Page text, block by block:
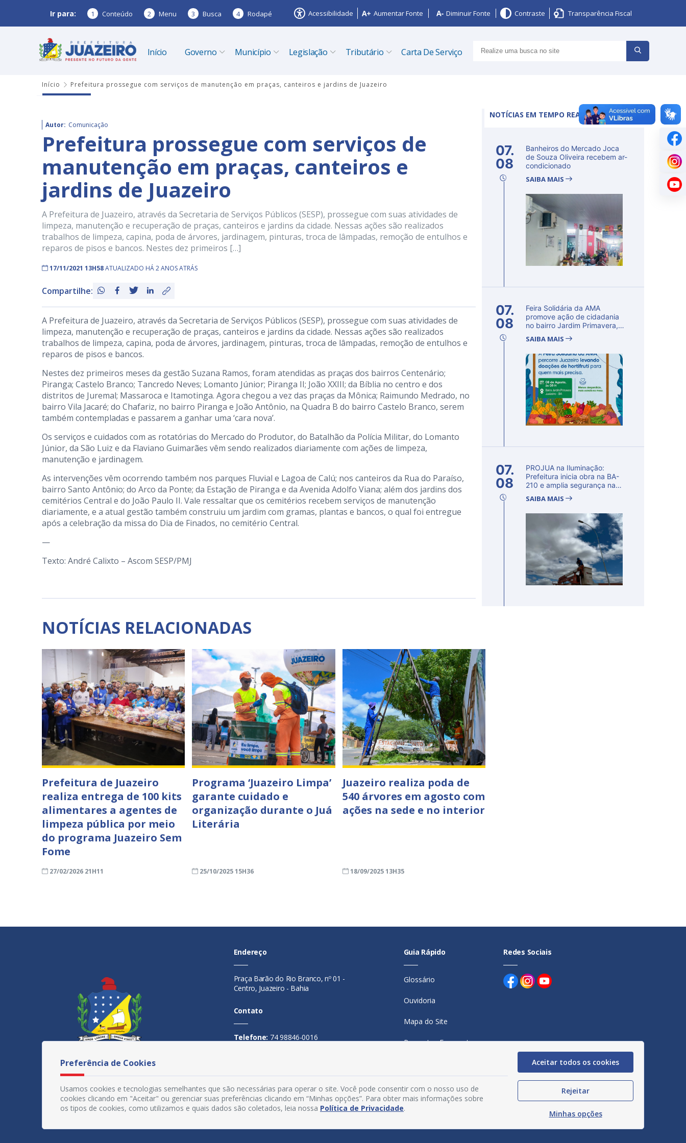
Ir para: 1 Conteúdo 2 Menu 3 Busca 4 Rodapé Acessibilidade Aumentar Fonte Diminuir Fonte Contraste Transparência Fiscal
Início Governo Município Legislação Tributário Carta De Serviço
Início Prefeitura prossegue com serviços de manutenção em praças, canteiros e jardins de Juazeiro
Autor: Comunicação
Prefeitura prossegue com serviços de
manutenção em praças, canteiros e
jardins de Juazeiro
A Prefeitura de Juazeiro, através da Secretaria de Serviços Públicos (SESP), prossegue com suas atividades de
limpeza, manutenção e recuperação de praças, canteiros e jardins da cidade. Nessas ações são realizados
trabalhos de limpeza, capina, poda de árvores, jardinagem, pinturas, troca de lâmpadas, remoção de entulhos e
reparos de pisos e bancos. Nestes dez primeiros […]
17/11/2021 13H58ATUALIZADO HÁ 2 ANOS ATRÁS
Compartilhe:
A Prefeitura de Juazeiro, através da Secretaria de Serviços Públicos (SESP), prossegue com suas atividades de
limpeza, manutenção e recuperação de praças, canteiros e jardins da cidade. Nessas ações são realizados
trabalhos de limpeza, capina, poda de árvores, jardinagem, pinturas, troca de lâmpadas, remoção de entulhos e
reparos de pisos e bancos.
Nestes dez primeiros meses da gestão Suzana Ramos, foram atendidas as praças dos bairros Centenário;
Piranga; Castelo Branco; Tancredo Neves; Lomanto Júnior; Piranga II; João XXIII; da Bíblia no centro e dos
distritos de Juremal; Massaroca e Itamotinga. Agora chegou a vez das praças da Mônica; Raimundo Medrado, no
bairro Vila Jacaré; do Chafariz, no bairro Piranga e João Antônio, na Quadra B do bairro Castelo Branco, serem
também contempladas e passarem a ganhar uma ‘cara nova’.
Os serviços e cuidados com as rotatórias do Mercado do Produtor, do Batalhão da Polícia Militar, do Lomanto
Júnior, da São Luiz e da Flaviano Guimarães vêm sendo realizados diariamente com ações de limpeza,
manutenção e jardinagem.
As intervenções vêm ocorrendo também nos parques Fluvial e Lagoa de Calú; nos canteiros da Rua do Paraíso,
bairro Santo Antônio; do Arco da Ponte; da Estação de Piranga e da Avenida Adolfo Viana; além dos jardins dos
cemitérios Central e do João Paulo II. Vale ressaltar que os cemitérios recebem serviços de manutenção
diariamente, e a atual gestão também construiu um jardim com gramas, plantas e bancos, o qual foi entregue
após a celebração da missa do Dia de Finados, no cemitério Central.
—
Texto: André Calixto – Ascom SESP/PMJ
NOTÍCIAS RELACIONADAS
Prefeitura de Juazeiro
realiza entrega de 100 kits
alimentares a agentes de
limpeza pública por meio
do programa Juazeiro Sem
Fome
27/02/2026 21H11
Programa ‘Juazeiro Limpa’
garante cuidado e
organização durante o Juá
Literária
25/10/2025 15H36
Juazeiro realiza poda de
540 árvores em agosto com
ações na sede e no interior
18/09/2025 13H35
NOTÍCIAS EM TEMPO REAL
07.
08
Banheiros do Mercado Joca
de Souza Oliveira recebem ar-
condicionado
SAIBA MAIS
07.
08
Feira Solidária da AMA
promove ação de cidadania
no bairro Jardim Primavera,
SAIBA MAIS
07.
08
PROJUA na Iluminação:
Prefeitura inicia obra na BA-
210 e amplia segurança na
SAIBA MAIS
Endereço
Praça Barão do Rio Branco, nº 01 -
Centro, Juazeiro - Bahia
Contato
Telefone: 74 98846-0016
Segunda a sexta-feira, das 08h às
14h
Guia Rápido
Glossário
Ouvidoria
Mapa do Site
Perguntas Frequentes
Política de Privacidade
Acesso Interno
Redes Sociais
Preferência de Cookies
Usamos cookies e tecnologias semelhantes que são necessárias para operar o site. Você pode consentir com o nosso uso de
cookies clicando em "Aceitar" ou gerenciar suas preferências clicando em “Minhas opções”. Para obter mais informações sobre
os tipos de cookies, como utilizamos e quais dados são coletados, leia nossa Política de Privacidade.
Aceitar todos os cookies
Rejeitar
Minhas opções